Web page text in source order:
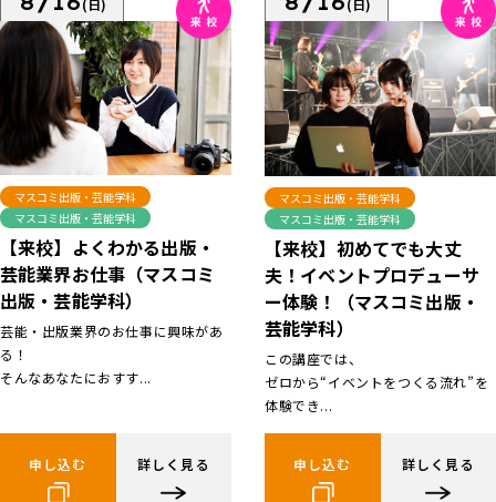
(日)
マスコミ出版・芸能学科
マスコミ出版・芸能学科
【来校】よくわかる出版・
芸能業界お仕事（マスコミ
出版・芸能学科）
芸能・出版業界のお仕事に興味があ
る！
そんなあなたにおすす...
申し込む 詳しく見る
(日)
マスコミ出版・芸能学科
マスコミ出版・芸能学科
【来校】初めてでも大丈
夫！イベントプロデューサ
ー体験！（マスコミ出版・
芸能学科）
この講座では、
ゼロから“イベントをつくる流れ”を
体験でき...
申し込む 詳しく見る